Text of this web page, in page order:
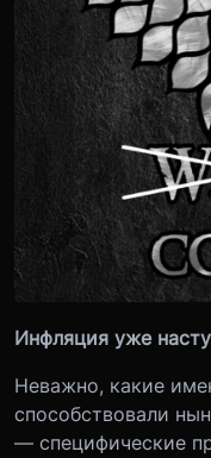
Инфляция уже
Неважно, какие
способствовали
— специфические